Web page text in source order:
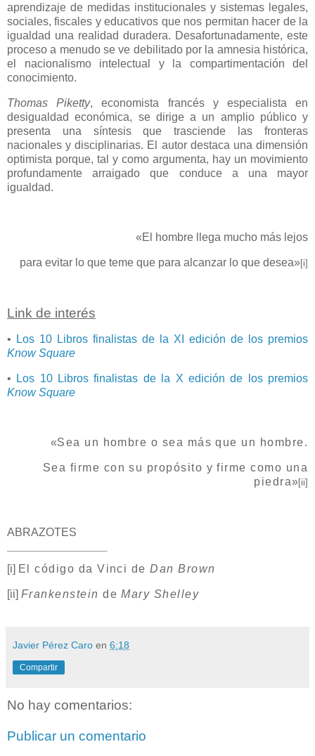
aprendizaje de medidas institucionales y sistemas legales,
sociales, fiscales y educativos que nos permitan hacer de la
igualdad una realidad duradera. Desafortunadamente, este
proceso a menudo se ve debilitado por la amnesia histórica,
el nacionalismo intelectual y la compartimentación del
conocimiento.
Thomas Piketty, economista francés y especialista en
desigualdad económica, se dirige a un amplio público y
presenta una síntesis que trasciende las fronteras
nacionales y disciplinarias. El autor destaca una dimensión
optimista porque, tal y como argumenta, hay un movimiento
profundamente arraigado que conduce a una mayor
igualdad.
«El hombre llega mucho más lejos
para evitar lo que teme que para alcanzar lo que desea»[i]
Link de interés
•
Los 10 Libros finalistas de la XI edición de los premios
Know Square
•
Los 10 Libros finalistas de la X edición de los premios
Know Square
«Sea un hombre o sea más que un hombre.
Sea firme con su propósito y firme como una
piedra»[ii]
ABRAZOTES
[i] El código da Vinci deDan Brown
[ii] Frankenstein deMary Shelley
Javier Pérez Caro en 6:18
Compartir
No hay comentarios:
Publicar un comentario